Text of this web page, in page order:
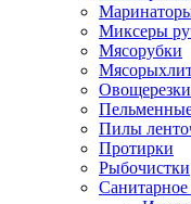
Миксеры
Мясорубки
Овощерезки
Пилы
Протирки
Рыбочистки
Санитарное